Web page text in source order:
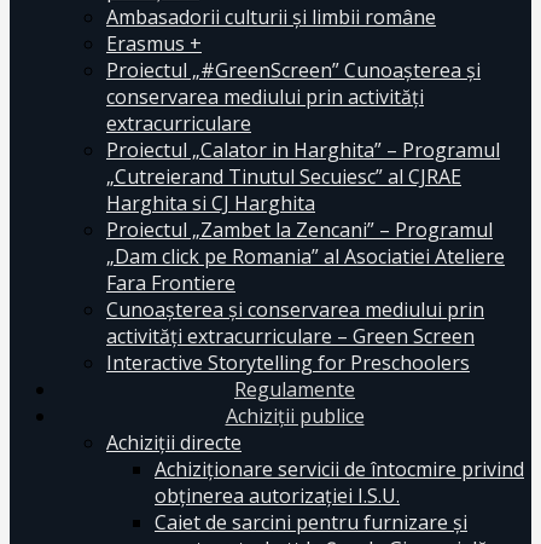
Ambasadorii culturii și limbii române
Erasmus +
Proiectul „#GreenScreen” Cunoașterea şi
conservarea mediului prin activităţi
extracurriculare
Proiectul „Calator in Harghita” – Programul
„Cutreierand Tinutul Secuiesc” al CJRAE
Harghita si CJ Harghita
Proiectul „Zambet la Zencani” – Programul
„Dam click pe Romania” al Asociatiei Ateliere
Fara Frontiere
Cunoașterea și conservarea mediului prin
activități extracurriculare – Green Screen
Interactive Storytelling for Preschoolers
Regulamente
Achiziții publice
Achiziții directe
Achiziționare servicii de întocmire privind
obținerea autorizației I.S.U.
Caiet de sarcini pentru furnizare și